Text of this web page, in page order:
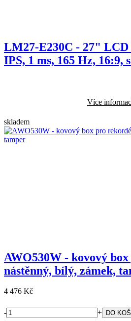
LM27-E230C - 27" LCD
IPS, 1 ms, 165 Hz, 16:9,
Více
skladem
AWO530W - kovový
nástěnný, bílý, zámek,
4 476 Kč
- +